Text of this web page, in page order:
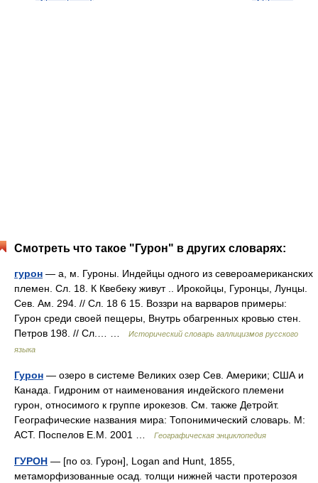
Смотреть что такое "Гурон" в других словарях:
гурон — а, м. Гуроны. Индейцы одного из североамериканских
племен. Сл. 18. К Квебеку живут .. Ирокойцы, Гуронцы, Лунцы.
Сев. Ам. 294. // Сл. 18 6 15. Воззри на варваров примеры:
Гурон среди своей пещеры, Внутрь обагренных кровью стен.
Петров 198. // Сл.… …
Исторический словарь галлицизмов русского
языка
Гурон — озеро в системе Великих озер Сев. Америки; США и
Канада. Гидроним от наименования индейского племени
гурон, относимого к группе ирокезов. См. также Детройт.
Географические названия мира: Топонимический словарь. М:
АСТ. Поспелов Е.М. 2001 …
Географическая энциклопедия
ГУРОН — [по оз. Гурон], Logan and Hunt, 1855,
метаморфизованные осад. толщи нижней части протерозоя